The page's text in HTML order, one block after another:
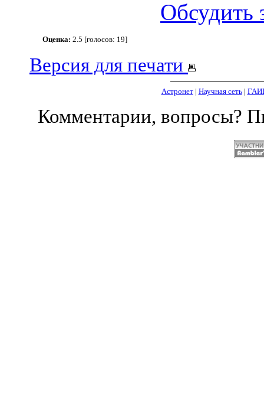
Обсудить
Оценка: 2.5 [голосов: 19]
Версия для печати
Астронет| Научная сеть|
Комментарии, вопросы?